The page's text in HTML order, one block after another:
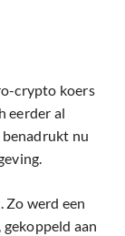
crypto koers
eerder al
nu
Zo werd een
aan